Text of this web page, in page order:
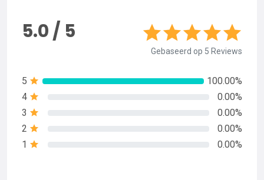
5.0 / 5
Gebaseerd op 5 Reviews
5
100.00%
4
0.00%
3
0.00%
2
0.00%
1
0.00%